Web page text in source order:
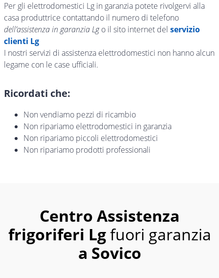
Per gli elettrodomestici Lg in garanzia potete rivolgervi alla
casa produttrice contattando il numero di telefono
dell’assistenza in garanzia Lgo il sito internet del servizio
clienti Lg
I nostri servizi di assistenza elettrodomestici non hanno alcun
legame con le case ufficiali.
Ricordati che:
Non vendiamo pezzi di ricambio
Non ripariamo elettrodomestici in garanzia
Non ripariamo piccoli elettrodomestici
Non ripariamo prodotti professionali
Centro Assistenza
frigoriferi Lgfuori garanzia
a Sovico